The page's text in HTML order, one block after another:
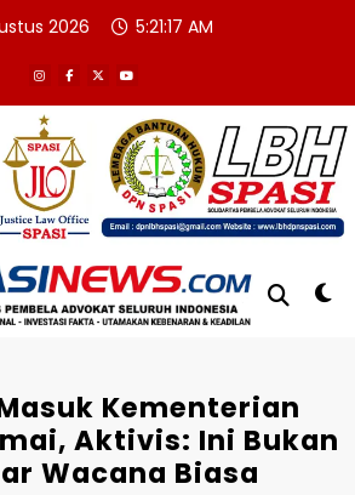
2026 5:21:18 AM
Kementerian
Aktivis: Ini Bukan
Wacana Biasa